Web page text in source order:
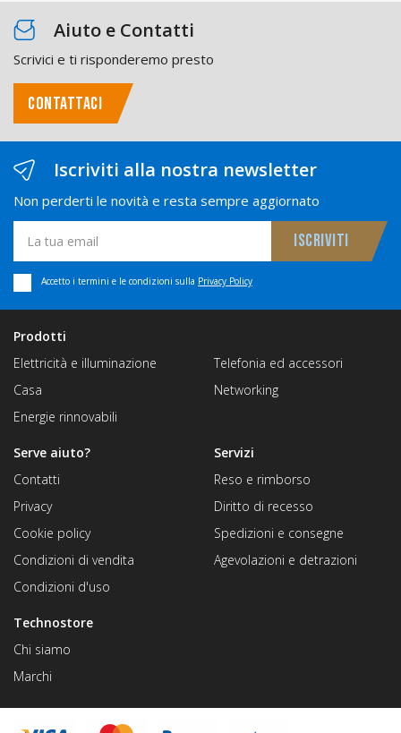
Aiuto e Contatti
Scrivici e ti risponderemo presto
CONTATTACI
Iscriviti alla nostra newsletter
Non perderti le novità e resta sempre aggiornato
Accetto i termini e le condizioni sulla Privacy Policy
Prodotti
Elettricità e illuminazione
Casa
Energie rinnovabili
Telefonia ed accessori
Networking
Technostore
Chi siamo
Marchi
Servizi
Reso e rimborso
Diritto di recesso
Spedizioni e consegne
Agevolazioni e detrazioni
Serve aiuto?
Contatti
Privacy
Cookie policy
Condizioni di vendita
Condizioni d'uso